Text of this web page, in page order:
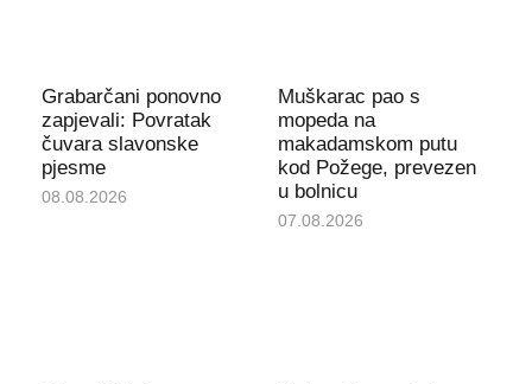
Grabarčani ponovno
zapjevali: Povratak
čuvara slavonske
pjesme
08.08.2026
Muškarac pao s
mopeda na
makadamskom putu
kod Požege, prevezen
u bolnicu
07.08.2026